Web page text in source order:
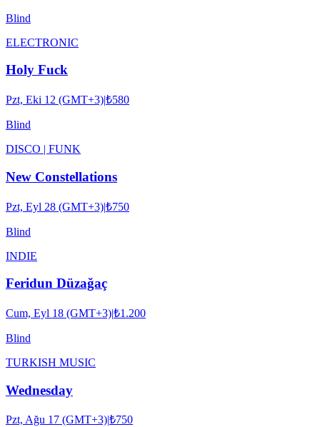
Blind
ELECTRONIC
Holy Fuck
Pzt, Eki 12 (GMT+3)|₺580
Blind
DISCO | FUNK
New Constellations
Pzt, Eyl 28 (GMT+3)|₺750
Blind
INDIE
Feridun Düzağaç
Cum, Eyl 18 (GMT+3)|₺1.200
Blind
TURKISH MUSIC
Wednesday
Pzt, Ağu 17 (GMT+3)|₺750